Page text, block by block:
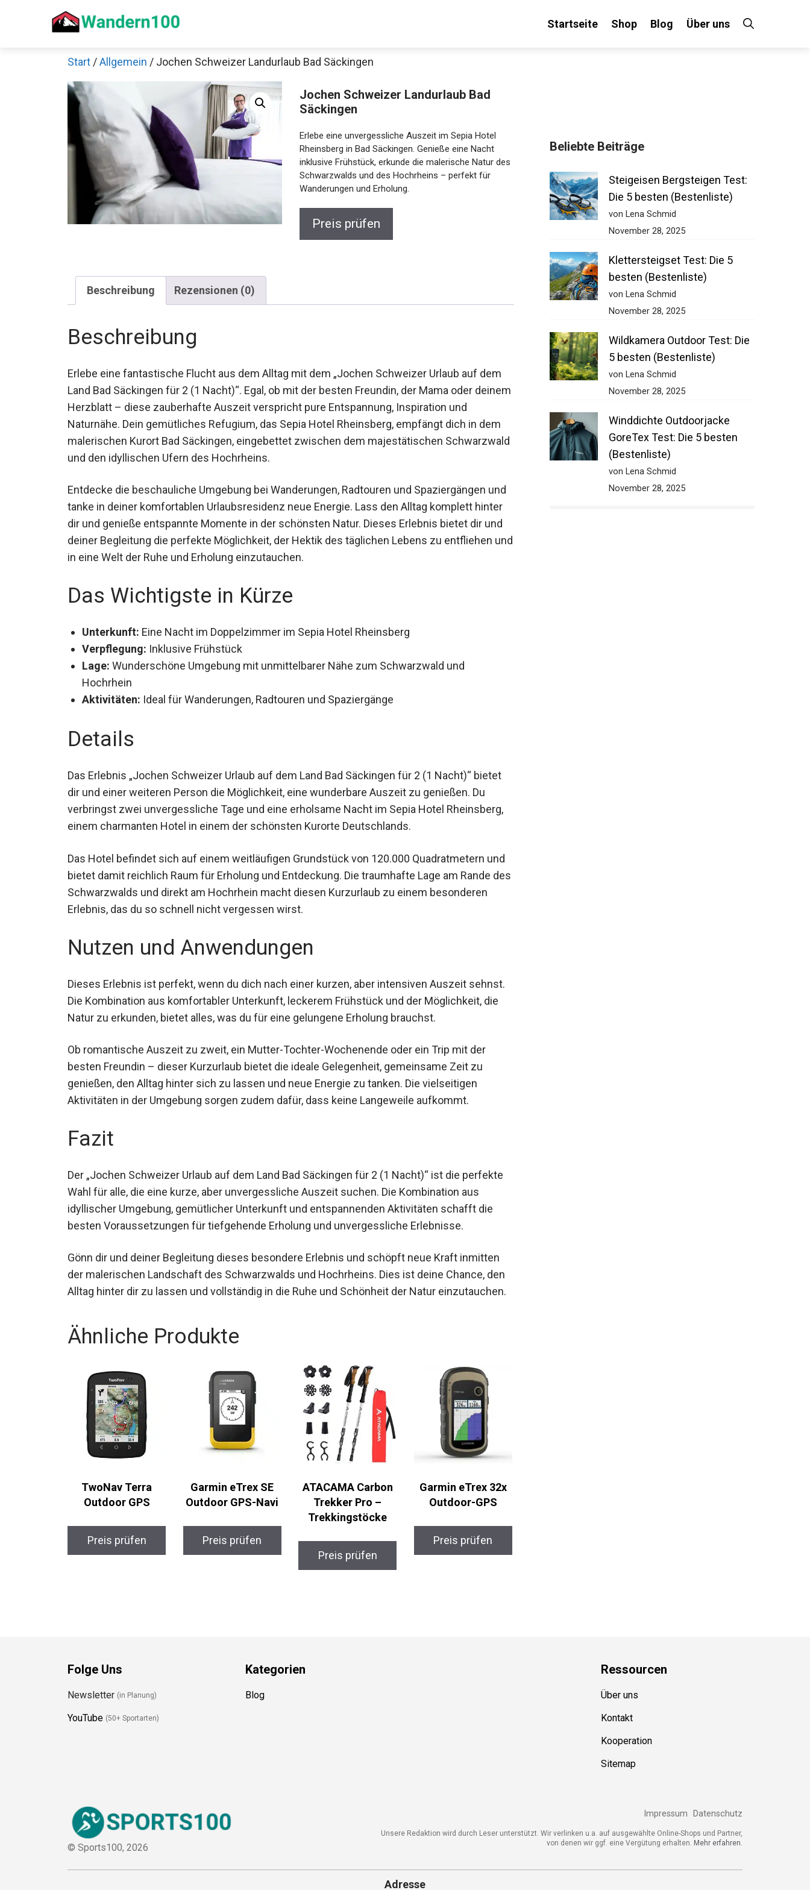
Startseite Shop Blog Über uns
Start /Allgemein / Jochen Schweizer Landurlaub Bad Säckingen
Jochen Schweizer Landurlaub Bad
Säckingen
Erlebe eine unvergessliche Auszeit im Sepia Hotel
Rheinsberg in Bad Säckingen. Genieße eine Nacht
inklusive Frühstück, erkunde die malerische Natur des
Schwarzwalds und des Hochrheins – perfekt für
Wanderungen und Erholung.
Preis prüfen
Beschreibung Rezensionen (0)
Beschreibung
Erlebe eine fantastische Flucht aus dem Alltag mit dem „Jochen Schweizer Urlaub auf dem
Land Bad Säckingen für 2 (1 Nacht)“. Egal, ob mit der besten Freundin, der Mama oder
deinem Herzblatt – diese zauberhafte Auszeit verspricht pure Entspannung, Inspiration und
Naturnähe. Dein gemütliches Refugium, das Sepia Hotel Rheinsberg, empfängt dich in dem
malerischen Kurort Bad Säckingen, eingebettet zwischen dem majestätischen
Schwarzwald und den idyllischen Ufern des Hochrheins.
Entdecke die beschauliche Umgebung bei Wanderungen, Radtouren und Spaziergängen und
tanke in deiner komfortablen Urlaubsresidenz neue Energie. Lass den Alltag komplett hinter
dir und genieße entspannte Momente in der schönsten Natur. Dieses Erlebnis bietet dir und
deiner Begleitung die perfekte Möglichkeit, der Hektik des täglichen Lebens zu entfliehen
und in eine Welt der Ruhe und Erholung einzutauchen.
Das Wichtigste in Kürze
Unterkunft: Eine Nacht im Doppelzimmer im Sepia Hotel Rheinsberg
Verpflegung: Inklusive Frühstück
Lage: Wunderschöne Umgebung mit unmittelbarer Nähe zum Schwarzwald und
Hochrhein
Aktivitäten: Ideal für Wanderungen, Radtouren und Spaziergänge
Details
Das Erlebnis „Jochen Schweizer Urlaub auf dem Land Bad Säckingen für 2 (1 Nacht)“ bietet
dir und einer weiteren Person die Möglichkeit, eine wunderbare Auszeit zu genießen. Du
verbringst zwei unvergessliche Tage und eine erholsame Nacht im Sepia Hotel Rheinsberg,
einem charmanten Hotel in einem der schönsten Kurorte Deutschlands.
Das Hotel befindet sich auf einem weitläufigen Grundstück von 120.000 Quadratmetern und
bietet damit reichlich Raum für Erholung und Entdeckung. Die traumhafte Lage am Rande
des Schwarzwalds und direkt am Hochrhein macht diesen Kurzurlaub zu einem
besonderen Erlebnis, das du so schnell nicht vergessen wirst.
Nutzen und Anwendungen
Dieses Erlebnis ist perfekt, wenn du dich nach einer kurzen, aber intensiven Auszeit sehnst.
Die Kombination aus komfortabler Unterkunft, leckerem Frühstück und der Möglichkeit, die
Natur zu erkunden, bietet alles, was du für eine gelungene Erholung brauchst.
Ob romantische Auszeit zu zweit, ein Mutter-Tochter-Wochenende oder ein Trip mit der
besten Freundin – dieser Kurzurlaub bietet die ideale Gelegenheit, gemeinsame Zeit zu
genießen, den Alltag hinter sich zu lassen und neue Energie zu tanken. Die vielseitigen
Aktivitäten in der Umgebung sorgen zudem dafür, dass keine Langeweile aufkommt.
Fazit
Der „Jochen Schweizer Urlaub auf dem Land Bad Säckingen für 2 (1 Nacht)“ ist die perfekte
Wahl für alle, die eine kurze, aber unvergessliche Auszeit suchen. Die Kombination aus
idyllischer Umgebung, gemütlicher Unterkunft und entspannenden Aktivitäten schafft die
besten Voraussetzungen für tiefgehende Erholung und unvergessliche Erlebnisse.
Gönn dir und deiner Begleitung dieses besondere Erlebnis und schöpft neue Kraft inmitten
der malerischen Landschaft des Schwarzwalds und Hochrheins. Dies ist deine Chance, den
Alltag hinter dir zu lassen und vollständig in die Ruhe und Schönheit der Natur einzutauchen.
Ähnliche Produkte
TwoNav Terra
Outdoor GPS
Preis prüfen
Garmin eTrex SE
Outdoor GPS-Navi
Preis prüfen
ATACAMA Carbon
Trekker Pro –
Trekkingstöcke
Preis prüfen
Garmin eTrex 32x
Outdoor-GPS
Preis prüfen
Beliebte Beiträge
Steigeisen Bergsteigen Test:
Die 5 besten (Bestenliste)
von Lena Schmid
November 28, 2025
Klettersteigset Test: Die 5
besten (Bestenliste)
von Lena Schmid
November 28, 2025
Wildkamera Outdoor Test: Die
5 besten (Bestenliste)
von Lena Schmid
November 28, 2025
Winddichte Outdoorjacke
GoreTex Test: Die 5 besten
(Bestenliste)
von Lena Schmid
November 28, 2025
Folge Uns
Newsletter(in Planung)
YouTube (50+ Sportarten)
Kategorien
Blog
Ressourcen
Über uns
Kontakt
Kooperation
Sitemap
© Sports100, 2026
Impressum Datenschutz
Unsere Redaktion wird durch Leser unterstützt. Wir verlinken u.a. auf ausgewählte Online-Shops und Partner,
von denen wir ggf. eine Vergütung erhalten.Mehr erfahren.
Adresse
Jetzt anschauen